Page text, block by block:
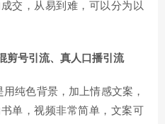
交，从易到难，可以分为以
剪号引流、真人口播引流
纯色背景，加上情感文案，
单，视频非常简单，文案可